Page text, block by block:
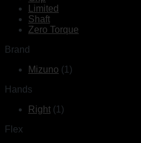
Limited
Shaft
Zero Torque
Brand
Mizuno (1)
Hands
Right (1)
Flex